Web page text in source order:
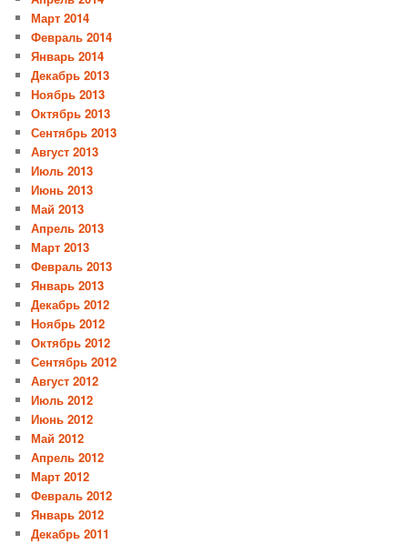
Март 2014
Февраль 2014
Январь 2014
Декабрь 2013
Ноябрь 2013
Октябрь 2013
Сентябрь 2013
Август 2013
Июль 2013
Июнь 2013
Май 2013
Апрель 2013
Март 2013
Февраль 2013
Январь 2013
Декабрь 2012
Ноябрь 2012
Октябрь 2012
Сентябрь 2012
Август 2012
Июль 2012
Июнь 2012
Май 2012
Апрель 2012
Март 2012
Февраль 2012
Январь 2012
Декабрь 2011